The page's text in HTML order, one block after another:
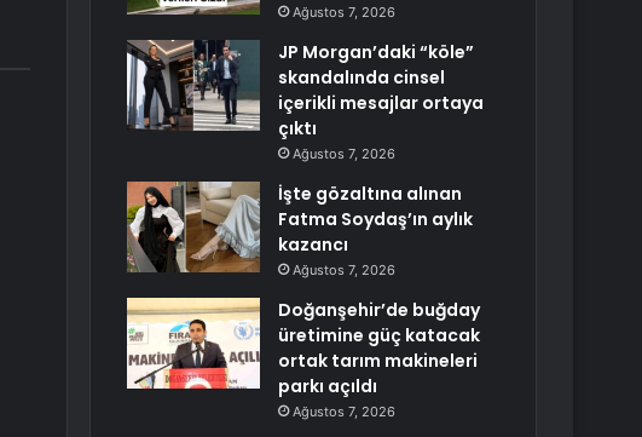
Ağustos 7, 2026
JP Morgan’daki “köle”
skandalında cinsel
içerikli mesajlar ortaya
çıktı
Ağustos 7, 2026
İşte gözaltına alınan
Fatma Soydaş’ın aylık
kazancı
Ağustos 7, 2026
Doğanşehir’de buğday
üretimine güç katacak
ortak tarım makineleri
parkı açıldı
Ağustos 7, 2026